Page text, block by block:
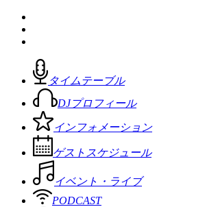
タイムテーブル
DJプロフィール
インフォメーション
ゲストスケジュール
イベント・ライブ
PODCAST